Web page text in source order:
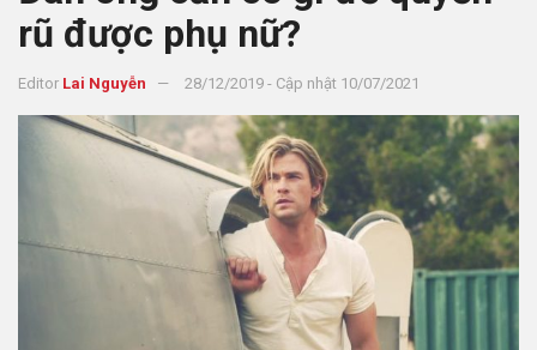
rũ được phụ nữ?
Editor Lai Nguyễn 28/12/2019 - Cập nhật 10/07/2021